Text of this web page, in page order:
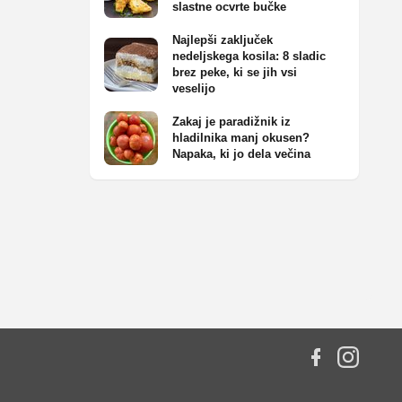
slastne ocvrte bučke
Najlepši zaključek
nedeljskega kosila: 8 sladic
brez peke, ki se jih vsi
veselijo
Zakaj je paradižnik iz
hladilnika manj okusen?
Napaka, ki jo dela večina